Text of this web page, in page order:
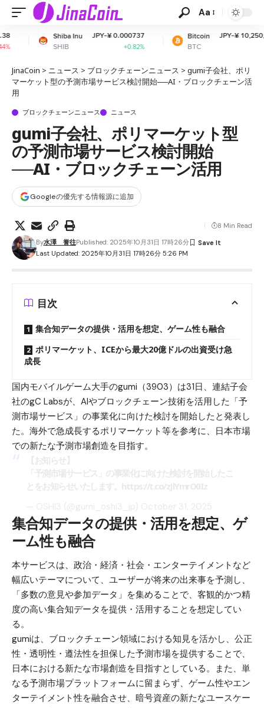
Aa
Inu
JPY-¥ 0.000737
+0.82%
Bitcoin
BTC
JPY-¥ 10,250,214.30
JinaCoin > ニュース > ブロックチェーンニュース > gumi子会社、ポリ
マーケット型の予測市場サービス検討開始──AI・ブロックチェーン活
用
ブロックチェーンニュース ニュース
gumi子会社、ポリマーケット型
の予測市場サービス検討開始
──AI・ブロックチェーン活用
Googleの優先する情報源に追加
Last Updated: 2025年10月31日 17時26分 5:26 PM
By水澤 誉往Published: 2025年10月31日 17時26分
8 Min Read
目次
集合知データの提供・活用を想定、ゲーム性も融合
ポリマーケット、ICEから最大20億ドルの出資受け急
成長
国内モバイルゲーム大手のgumi（3903）は31日、連結子会
社のgC Labsが、AIやブロックチェーン技術を活用した「予
測市場サービス」の事業化に向けた検討を開始したと発表し
た。海外で急成長するポリマーケット等を参考に、日本市場
での新たな予測市場創造を目指す。
集合知データの提供・活用を想定、ゲ
ーム性も融合
本サービスは、政治・経済・社会・エンターテイメントなど
幅広いテーマについて、ユーザーが将来の出来事を予測し、
「多数の意見や参加データ」を集めることで、客観的かつ精
度の高い集合知データを提供・活用することを想定してい
る。
gumiは、ブロックチェーン領域における知見を活かし、公正
性・透明性・遵法性を担保した予測市場を提供することで、
日本における新たな市場創造を目指すとしている。また、単
なる予測市場プラットフォームに留まらず、ゲーム性やエン
ターテイメント性を融合させ、暗号資産の新たなユースケー